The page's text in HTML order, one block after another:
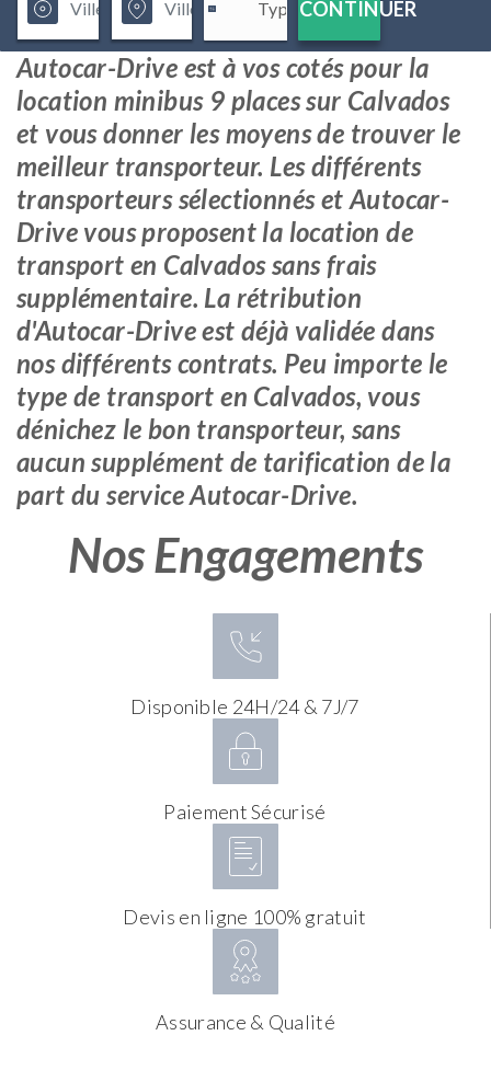
CONTINUER
Autocar-Drive est à vos cotés pour la
location minibus 9 places sur Calvados
et vous donner les moyens de trouver le
meilleur transporteur. Les différents
transporteurs sélectionnés et Autocar-
Drive vous proposent la location de
transport en Calvados sans frais
supplémentaire. La rétribution
d'Autocar-Drive est déjà validée dans
nos différents contrats. Peu importe le
type de transport en Calvados, vous
dénichez le bon transporteur, sans
aucun supplément de tarification de la
part du service Autocar-Drive.
Nos Engagements
Disponible 24H/24 & 7J/7
Paiement Sécurisé
Devis en ligne 100% gratuit
Assurance & Qualité